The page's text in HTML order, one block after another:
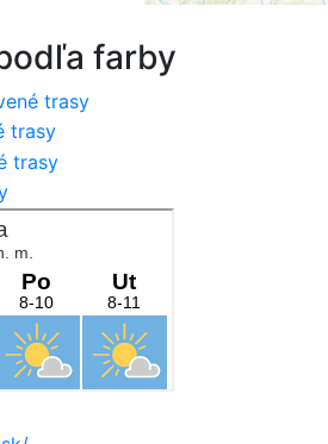
farby
trasy
trasy
trasy